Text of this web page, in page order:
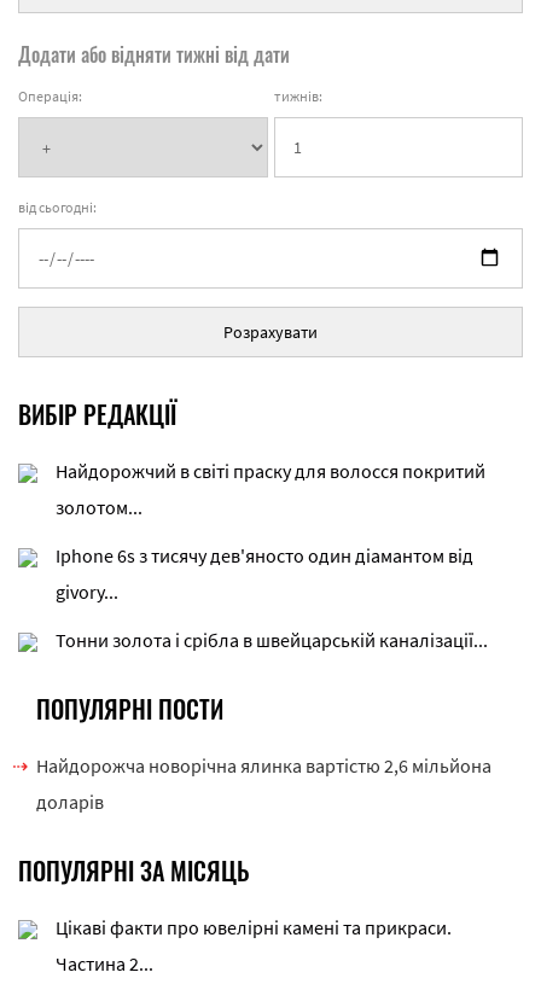
Додати або відняти тижні від дати
Операція: тижнів:
від сьогодні:
Розрахувати
ВИБІР РЕДАКЦІЇ
Найдорожчий в світі праску для волосся покритий
золотом...
Iphone 6s з тисячу дев'яносто один діамантом від
givory...
Тонни золота і срібла в швейцарській каналізації...
ПОПУЛЯРНІ ПОСТИ
Найдорожча новорічна ялинка вартістю 2,6 мільйона
доларів
ПОПУЛЯРНІ ЗА МІСЯЦЬ
Цікаві факти про ювелірні камені та прикраси.
Частина 2...